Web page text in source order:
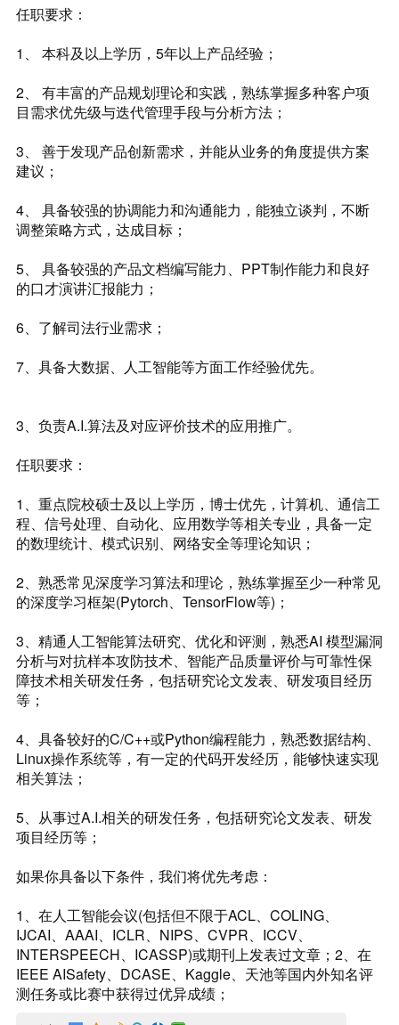
任职要求：
1、 本科及以上学历，5年以上产品经验；
2、 有丰富的产品规划理论和实践，熟练掌握多种客户项
目需求优先级与迭代管理手段与分析方法；
3、 善于发现产品创新需求，并能从业务的角度提供方案
建议；
4、 具备较强的协调能力和沟通能力，能独立谈判，不断
调整策略方式，达成目标；
5、 具备较强的产品文档编写能力、PPT制作能力和良好
的口才演讲汇报能力；
6、了解司法行业需求；
7、具备大数据、人工智能等方面工作经验优先。
3、负责A.I.算法及对应评价技术的应用推广。
任职要求：
1、重点院校硕士及以上学历，博士优先，计算机、通信工
程、信号处理、自动化、应用数学等相关专业，具备一定
的数理统计、模式识别、网络安全等理论知识；
2、熟悉常见深度学习算法和理论，熟练掌握至少一种常见
的深度学习框架(Pytorch、TensorFlow等)；
3、精通人工智能算法研究、优化和评测，熟悉AI 模型漏洞
分析与对抗样本攻防技术、智能产品质量评价与可靠性保
障技术相关研发任务，包括研究论文发表、研发项目经历
等；
4、具备较好的C/C++或Python编程能力，熟悉数据结构、
Linux操作系统等，有一定的代码开发经历，能够快速实现
相关算法；
5、从事过A.I.相关的研发任务，包括研究论文发表、研发
项目经历等；
如果你具备以下条件，我们将优先考虑：
1、在人工智能会议(包括但不限于ACL、COLING、
IJCAI、AAAI、ICLR、NIPS、CVPR、ICCV、
INTERSPEECH、ICASSP)或期刊上发表过文章；2、在
IEEE AISafety、DCASE、Kaggle、天池等国内外知名评
测任务或比赛中获得过优异成绩；